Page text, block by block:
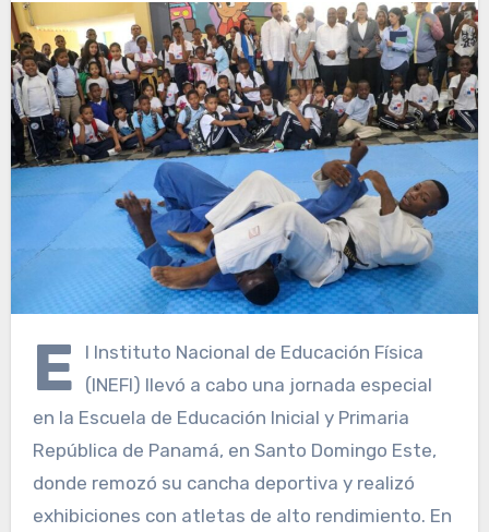
E
l Instituto Nacional de Educación Física
(INEFI) llevó a cabo una jornada especial
en la Escuela de Educación Inicial y Primaria
República de Panamá, en Santo Domingo Este,
donde remozó su cancha deportiva y realizó
exhibiciones con atletas de alto rendimiento. En